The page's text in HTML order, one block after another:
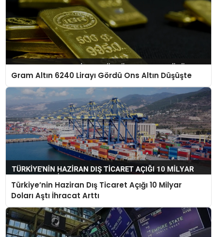
Gram Altın 6240 Lirayı Gördü Ons Altın Düşüşte
Türkiye’nin Haziran Dış Ticaret Açığı 10 Milyar
Doları Aştı İhracat Arttı